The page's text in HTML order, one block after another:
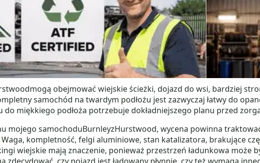
obejmować wiejskie ścieżki, dojazd do wsi, bardziej
samochód na twardym podłożu jest zazwyczaj łatwy do
do miękkiego podłoża potrzebuje dokładniejszego planu przed
mojego samochoduBurnleyzHurstwood, wycena powinna
Waga, kompletność, felgi aluminiowe, stan katalizatora, brakujące
wiejskie mają znaczenie, ponieważ przestrzeń ładunkowa może